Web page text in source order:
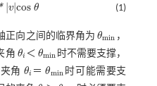
* |v|cos θ (1)
正向之间的临界角为 θmin
θmin ，
角 θi
θi ＜ θmin
θmin 时不需要支撑，
角 θi
θi ＝ θmin
θmin 时可能需要支